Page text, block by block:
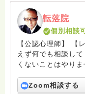
転落院
個別相談
【公認心理師】 【
えず何でも相談し
くないことはやりま
https://
Zoom相談する